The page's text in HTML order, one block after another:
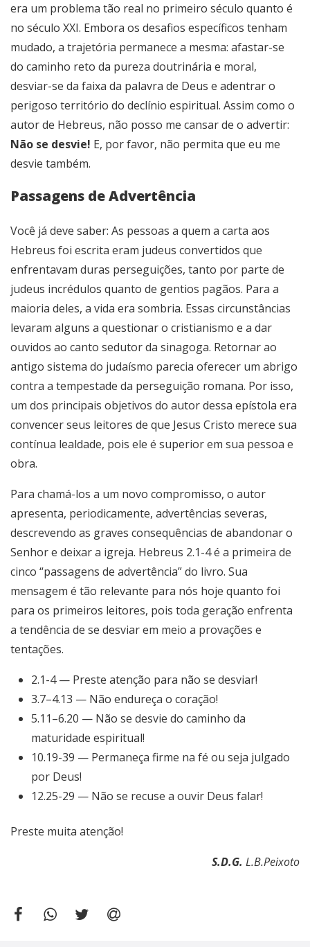
era um problema tão real no primeiro século quanto é
no século XXI. Embora os desafios específicos tenham
mudado, a trajetória permanece a mesma: afastar-se
do caminho reto da pureza doutrinária e moral,
desviar-se da faixa da palavra de Deus e adentrar o
perigoso território do declínio espiritual. Assim como o
autor de Hebreus, não posso me cansar de o advertir:
Não se desvie! E, por favor, não permita que eu me
desvie também.
Passagens de Advertência
Você já deve saber: As pessoas a quem a carta aos
Hebreus foi escrita eram judeus convertidos que
enfrentavam duras perseguições, tanto por parte de
judeus incrédulos quanto de gentios pagãos. Para a
maioria deles, a vida era sombria. Essas circunstâncias
levaram alguns a questionar o cristianismo e a dar
ouvidos ao canto sedutor da sinagoga. Retornar ao
antigo sistema do judaísmo parecia oferecer um abrigo
contra a tempestade da perseguição romana. Por isso,
um dos principais objetivos do autor dessa epístola era
convencer seus leitores de que Jesus Cristo merece sua
contínua lealdade, pois ele é superior em sua pessoa e
obra.
Para chamá-los a um novo compromisso, o autor
apresenta, periodicamente, advertências severas,
descrevendo as graves consequências de abandonar o
Senhor e deixar a igreja. Hebreus 2.1-4 é a primeira de
cinco “passagens de advertência” do livro. Sua
mensagem é tão relevante para nós hoje quanto foi
para os primeiros leitores, pois toda geração enfrenta
a tendência de se desviar em meio a provações e
tentações.
2.1-4 — Preste atenção para não se desviar!
3.7–4.13 — Não endureça o coração!
5.11–6.20 — Não se desvie do caminho da
maturidade espiritual!
10.19-39 — Permaneça firme na fé ou seja julgado
por Deus!
12.25-29 — Não se recuse a ouvir Deus falar!
Preste muita atenção!
S.D.G. L.B.Peixoto